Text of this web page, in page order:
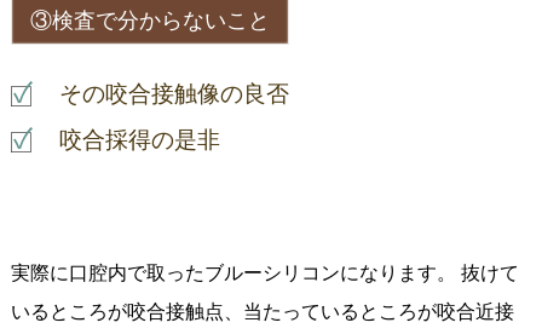
③検査で分からないこと
その咬合接触像の良否
咬合採得の是非
実際に口腔内で取ったブルーシリコンになります。 抜けて
いるところが咬合接触点、当たっているところが咬合近接